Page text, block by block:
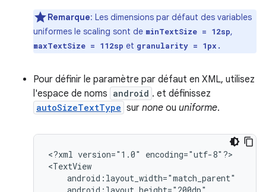
Remarque: Les dimensions par défaut des variables
uniformes le scaling sont de minTextSize = 12sp,
maxTextSize = 112sp et granularity = 1px.
Pour définir le paramètre par défaut en XML, utilisez
l'espace de noms android . et définissez
autoSizeTextType sur none ou uniforme.
<?xml version="1.0"
encoding="utf-8"?>